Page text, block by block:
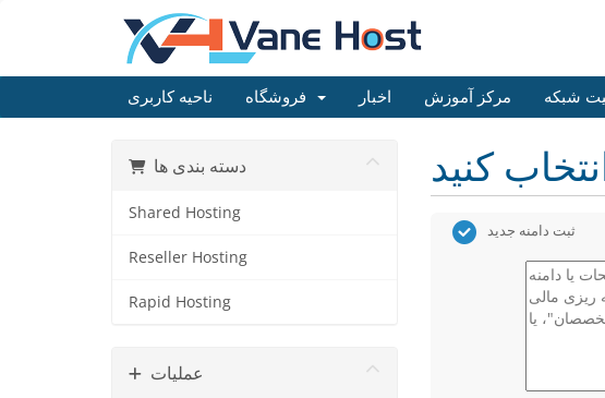
ناحیه کاربری اخبار مرکز آموزش شبکه
دسته بندی ها
Shared Hosting
Reseller Hosting
Rapid Hosting
عملیات
ثبت دامنه جدید